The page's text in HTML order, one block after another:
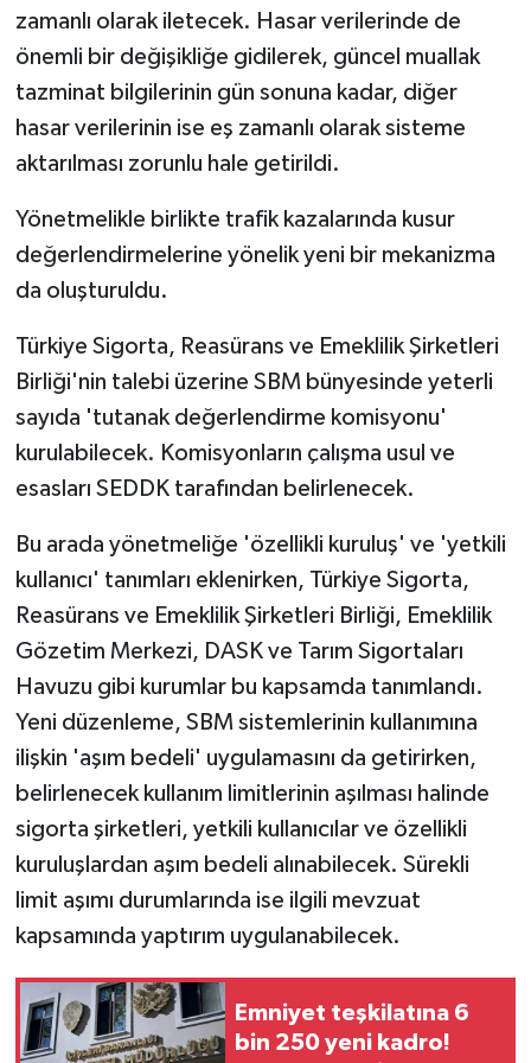
zamanlı olarak iletecek. Hasar verilerinde de
önemli bir değişikliğe gidilerek, güncel muallak
tazminat bilgilerinin gün sonuna kadar, diğer
hasar verilerinin ise eş zamanlı olarak sisteme
aktarılması zorunlu hale getirildi.
Yönetmelikle birlikte trafik kazalarında kusur
değerlendirmelerine yönelik yeni bir mekanizma
da oluşturuldu.
Türkiye Sigorta, Reasürans ve Emeklilik Şirketleri
Birliği'nin talebi üzerine SBM bünyesinde yeterli
sayıda 'tutanak değerlendirme komisyonu'
kurulabilecek. Komisyonların çalışma usul ve
esasları SEDDK tarafından belirlenecek.
Bu arada yönetmeliğe 'özellikli kuruluş' ve 'yetkili
kullanıcı' tanımları eklenirken, Türkiye Sigorta,
Reasürans ve Emeklilik Şirketleri Birliği, Emeklilik
Gözetim Merkezi, DASK ve Tarım Sigortaları
Havuzu gibi kurumlar bu kapsamda tanımlandı.
Yeni düzenleme, SBM sistemlerinin kullanımına
ilişkin 'aşım bedeli' uygulamasını da getirirken,
belirlenecek kullanım limitlerinin aşılması halinde
sigorta şirketleri, yetkili kullanıcılar ve özellikli
kuruluşlardan aşım bedeli alınabilecek. Sürekli
limit aşımı durumlarında ise ilgili mevzuat
kapsamında yaptırım uygulanabilecek.
Emniyet teşkilatına 6
bin 250 yeni kadro!